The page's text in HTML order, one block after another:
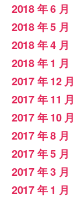
2018 年 6 月
2018 年 5 月
2018 年 4 月
2018 年 1 月
2017 年 12 月
2017 年 11 月
2017 年 10 月
2017 年 8 月
2017 年 5 月
2017 年 3 月
2017 年 1 月